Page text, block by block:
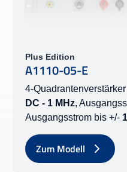
Plus Edition
A1110-05-E
4-
DC - 1 MHz,
Ausgangsstrom bis +/-
Zum Modell